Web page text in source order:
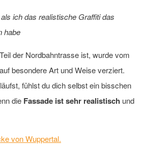
ich das realistische Graffiti das
habe
der Nordbahntrasse ist, wurde vom
besondere Art und Weise verziert.
fühlst du dich selbst ein bisschen
die Fassade ist sehr realistisch und